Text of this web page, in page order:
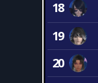
18
19
20